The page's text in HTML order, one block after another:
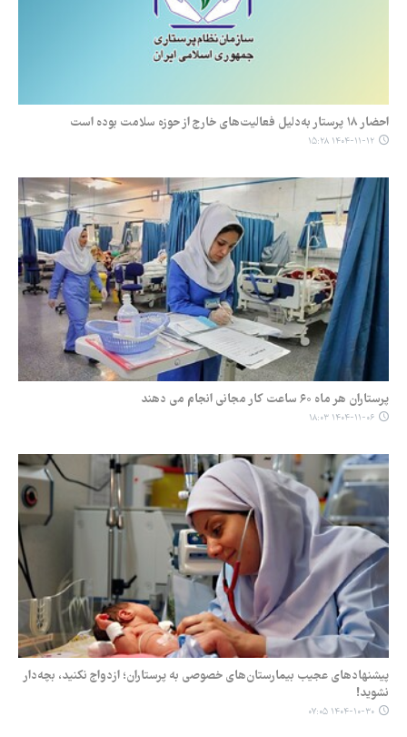
احضار ۱۸ پرستار به‌دلیل فعالیت‌های خارج از حوزه سلامت بوده است
۱۴۰۴-۱۱-۱۲ ۱۵:۲۸
پرستاران هر ماه ۶۰ ساعت کار مجانی انجام می دهند
۱۴۰۴-۱۱-۰۶ ۱۸:۰۳
پیشنهادهای عجیب بیمارستان‌های خصوصی به پرستاران؛ ازدواج نکنید، بچه‌دار
نشوید!
۱۴۰۴-۱۰-۳۰ ۰۷:۰۵